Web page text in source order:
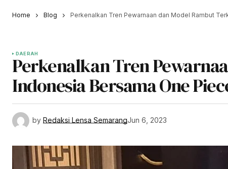
Home Blog Perkenalkan Tren Pewarnaan dan Model Rambut
DAERAH
Perkenalkan Tren
Indonesia Bersama One
by Redaksi Lensa SemarangJun 6, 2023